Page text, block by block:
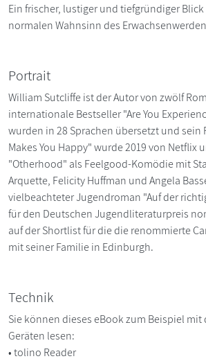
Ein frischer, lustiger und tiefgründiger
normalen Wahnsinn des
Portrait
William Sutcliffe ist der Autor von zwölf
internationale Bestseller "Are You
wurden in 28 Sprachen übersetzt und sein
Makes You Happy" wurde 2019 von Netflix
"Otherhood" als Feelgood-Komödie mit
Arquette, Felicity Huffman und Angela
vielbeachteter Jugendroman "Auf der
für den Deutschen Jugendliteraturpreis
auf der Shortlist für die die renommierte
mit seiner Familie in Edinburgh.
Technik
Sie können dieses eBook zum Beispiel
Geräten lesen:
• tolino Reader